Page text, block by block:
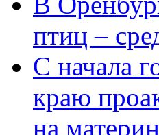
птиц –
С начала
краю
на